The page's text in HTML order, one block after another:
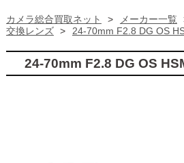
カメラ総合買取ネット > メーカー一覧
交換レンズ > 24-70mm F2.8 DG OS
24-70mm F2.8 DG OS